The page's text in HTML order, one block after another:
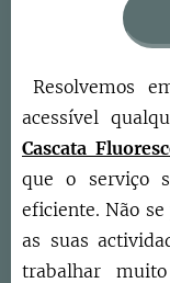
Resolvemos
acessível
Cascata
que o serviço
eficiente. Não
as suas
trabalhar